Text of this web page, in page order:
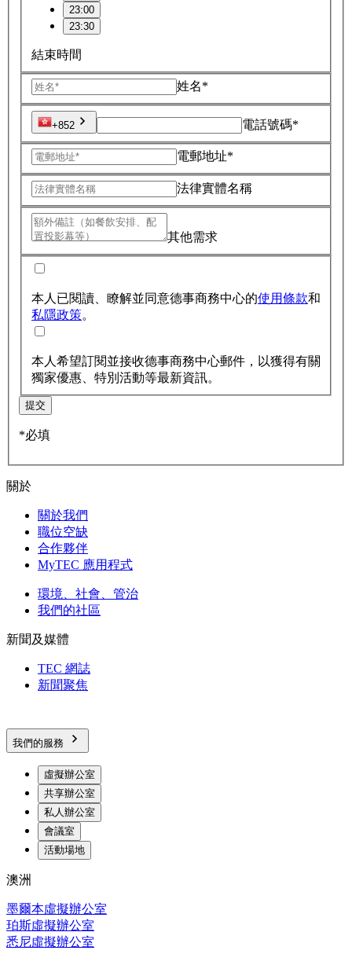
23:00
23:30
結束時間
姓名*
+852 電話號碼*
電郵地址*
法律實體名稱
其他需求
本人已閱讀、瞭解並同意德事商務中心的使用條款和
私隱政策。
本人希望訂閱並接收德事商務中心郵件，以獲得有關
獨家優惠、特別活動等最新資訊。
提交
*必填
關於
關於我們
職位空缺
合作夥伴
MyTEC 應用程式
環境、社會、管治
我們的社區
新聞及媒體
TEC 網誌
新聞聚焦
我們的服務
虛擬辦公室
共享辦公室
私人辦公室
會議室
活動場地
澳洲
墨爾本虛擬辦公室
珀斯虛擬辦公室
悉尼虛擬辦公室